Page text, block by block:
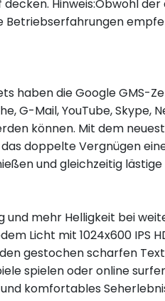
Hinweis:Obwohl
haben die Google GMS-
G-Mail, YouTube, Skype,
können. Mit dem
doppelte Vergnügen
und gleichzeitig
und mehr Helligkeit bei
Licht mit 1024x600 IPS
gestochen scharfen
spielen oder online
komfortables